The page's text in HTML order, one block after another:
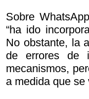
Sobre
“ha ido
No obstante, la
de errores de
mecanismos,
a medida que se